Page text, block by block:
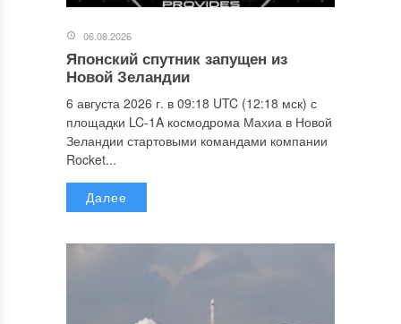
06.08.2026
Японский спутник запущен из
Новой Зеландии
6 августа 2026 г. в 09:18 UTC (12:18 мск) с
площадки LC-1A космодрома Махиа в Новой
Зеландии стартовыми командами компании
Rocket...
Далее